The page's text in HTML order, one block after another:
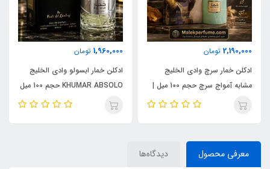
2,190,000 تومان
ادکلن خمار سرچ وادی الخلیج
مشابه آمواج سرچ حجم 100 میل |
KHUMAR Search Eau de
1,960,000 تومان
ادکلن خمار ابسولو وادی الخلیج
KHUMAR ABSOLO حجم 100 میل
| مشابه اورجینال ایو سن لورن مای
معرفی محصول دیدگاه‌ها